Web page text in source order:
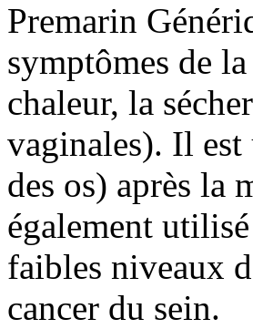
Premarin
symptômes de
chaleur, la
vaginales). Il
des os) après la
également
faibles niveaux
cancer du sein.